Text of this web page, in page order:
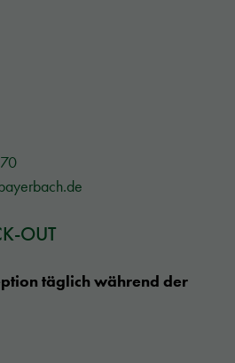
OUT
täglich während der